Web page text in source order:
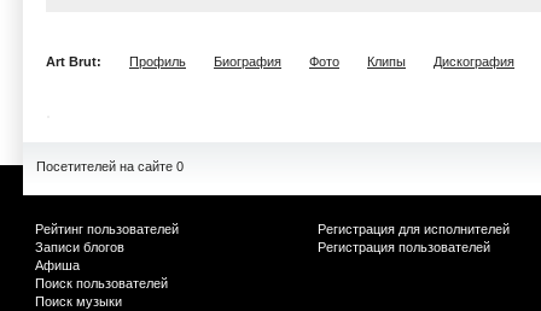
Art Brut: Профиль Биография Фото Клипы Дискография
Посетителей на сайте 0
Рейтинг пользователей
Записи блогов
Афиша
Поиск пользователей
Поиск музыки
Регистрация для исполнителей
Регистрация пользователей